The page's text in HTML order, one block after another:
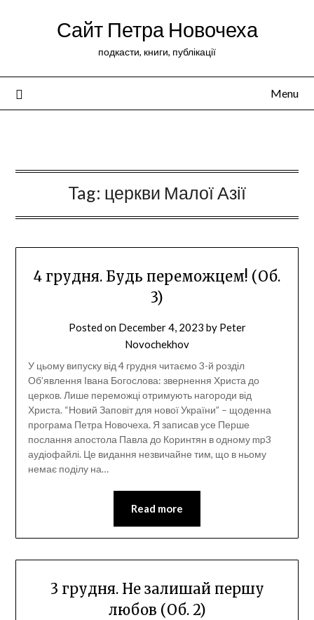
Сайт Петра Новочеха
подкасти, книги, публікації
Menu
Tag: церкви Малої Азії
4 грудня. Будь переможцем! (Об.
3)
Posted on December 4, 2023 by Peter
Novochekhov
У цьому випуску від 4 грудня читаємо 3-й розділ
Об’явлення Івана Богослова: звернення Христа до
церков. Лише переможці отримують нагороди від
Христа. “Новий Заповіт для нової України” – щоденна
програма Петра Новочеха. Я записав усе Перше
послання апостола Павла до Коринтян в одному mp3
аудіофайлі. Це видання незвичайне тим, що в ньому
немає поділу на…
Read more
3 грудня. Не залишай першу
любов (Об. 2)